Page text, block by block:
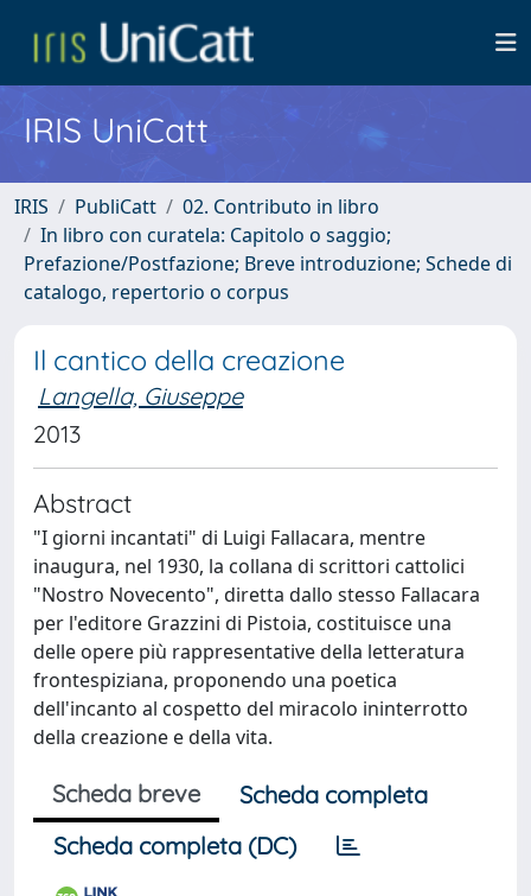
IRIS UniCatt
IRIS PubliCatt
02. Contributo in libro
In libro con curatela: Capitolo o saggio;
Prefazione/Postfazione; Breve introduzione; Schede di
catalogo, repertorio o corpus
Il cantico della creazione
Langella, Giuseppe
2013
Abstract
"I giorni incantati" di Luigi Fallacara, mentre
inaugura, nel 1930, la collana di scrittori cattolici
"Nostro Novecento", diretta dallo stesso Fallacara
per l'editore Grazzini di Pistoia, costituisce una
delle opere più rappresentative della letteratura
frontespiziana, proponendo una poetica
dell'incanto al cospetto del miracolo ininterrotto
della creazione e della vita.
Scheda breve
Scheda completa
Scheda completa (DC)